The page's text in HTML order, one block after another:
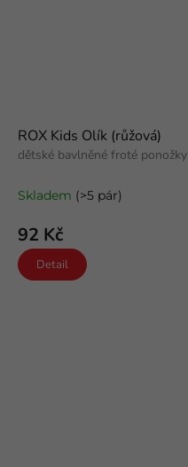
ROX Kids Olík (růžová)
dětské bavlněné froté ponožky
Skladem (>5 pár)
92 Kč
Detail